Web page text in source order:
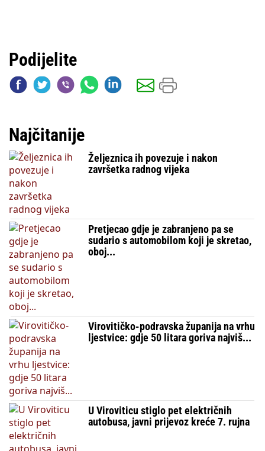
Podijelite
Najčitanije
Željeznica ih povezuje i nakon
završetka radnog vijeka
Pretjecao gdje je zabranjeno pa se
sudario s automobilom koji je skretao,
oboj...
Virovitičko-podravska županija na vrhu
ljestvice: gdje 50 litara goriva najviš...
U Viroviticu stiglo pet električnih
autobusa, javni prijevoz kreće 7. rujna